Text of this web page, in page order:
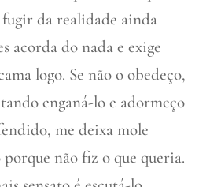
da realidade ainda
acorda do nada e exige
logo. Se não o obedeço,
enganá-lo e adormeço
me deixa mole
não fiz o que queria.